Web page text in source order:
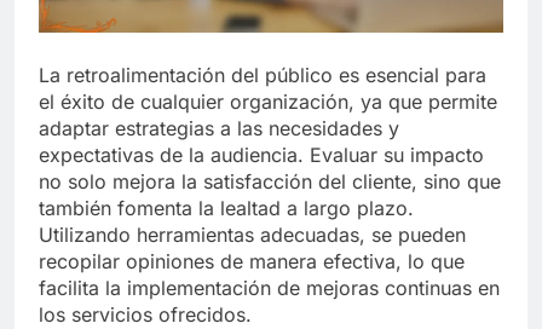
La retroalimentación del público es esencial para
el éxito de cualquier organización, ya que permite
adaptar estrategias a las necesidades y
expectativas de la audiencia. Evaluar su impacto
no solo mejora la satisfacción del cliente, sino que
también fomenta la lealtad a largo plazo.
Utilizando herramientas adecuadas, se pueden
recopilar opiniones de manera efectiva, lo que
facilita la implementación de mejoras continuas en
los servicios ofrecidos.